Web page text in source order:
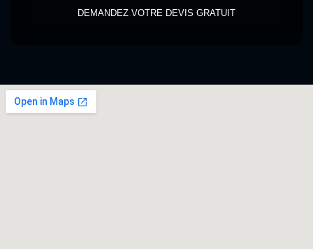
DEMANDEZ VOTRE DEVIS GRATUIT